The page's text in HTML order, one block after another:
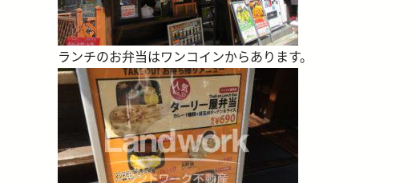
ランチのお弁当はワンコインからあります。